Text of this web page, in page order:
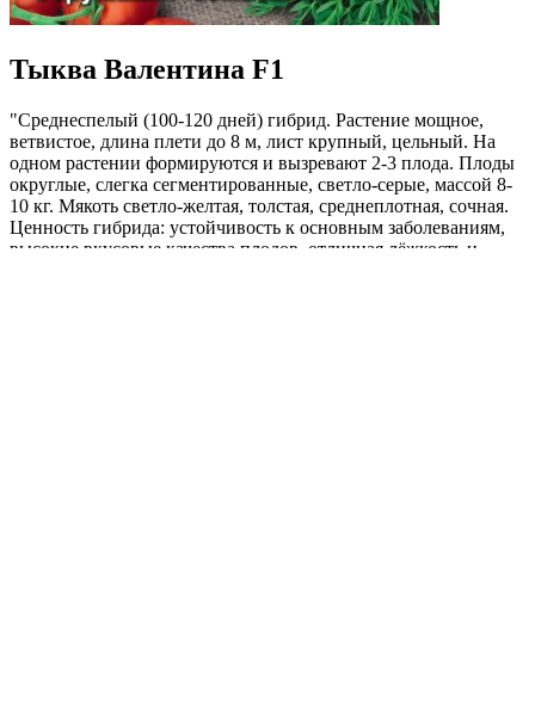
Тыква Валентина F1
"Среднеспелый (100-120 дней) гибрид. Растение мощное,
ветвистое, длина плети до 8 м, лист крупный, цельный. На
одном растении формируются и вызревают 2-3 плода. Плоды
округлые, слегка сегментированные, светло-серые, массой 8-
10 кг. Мякоть светло-желтая, толстая, среднеплотная, сочная.
Ценность гибрида: устойчивость к основным заболеваниям,
высокие вкусовые качества плодов, отличная лёжкость и